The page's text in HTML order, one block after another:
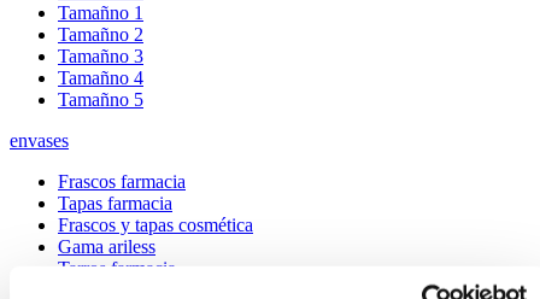
Tamañno 1
Tamañno 2
Tamañno 3
Tamañno 4
Tamañno 5
envases
Frascos farmacia
Tapas farmacia
Frascos y tapas cosmética
Gama ariless
Tarros farmacia